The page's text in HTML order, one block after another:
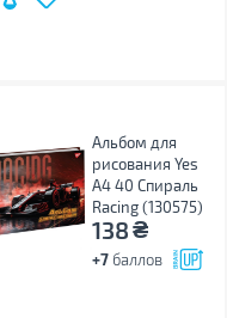
Альбом для
рисования Yes
А4 40 Спираль
Racing (130575)
138₴
+7 баллов